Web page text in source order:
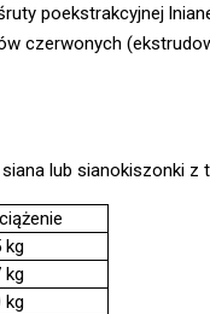
poekstrakcyjnej
czerwonych
lub sianokiszonki z
kg
kg
kg